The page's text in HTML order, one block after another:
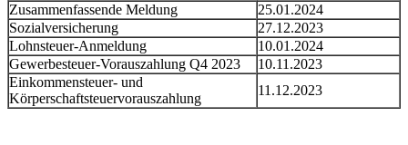
Zusammenfassende Meldung
25.01.2024
Sozialversicherung
27.12.2023
Lohnsteuer-Anmeldung
10.01.2024
Gewerbesteuer-Vorauszahlung Q4 2023
10.11.2023
Einkommensteuer- und
Körperschaftsteuervorauszahlung
11.12.2023